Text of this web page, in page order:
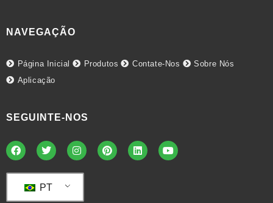
NAVEGAÇÃO
Página Inicial Produtos Contate-Nos
Sobre Nós
Aplicação
SEGUINTE-NOS
PT